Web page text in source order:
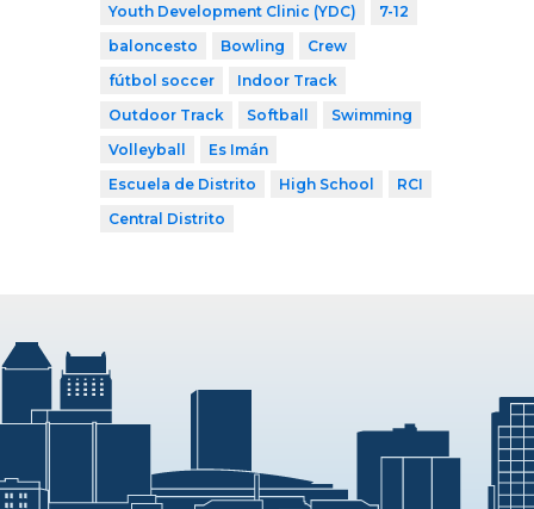
Youth Development Clinic (YDC)
7-12
baloncesto
Bowling
Crew
fútbol soccer
Indoor Track
Outdoor Track
Softball
Swimming
Volleyball
Es Imán
Escuela de Distrito
High School
RCI
Central Distrito